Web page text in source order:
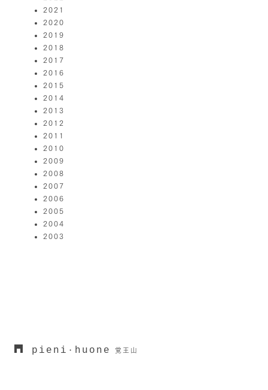
2021
2020
2019
2018
2017
2016
2015
2014
2013
2012
2011
2010
2009
2008
2007
2006
2005
2004
2003
pieni ・ huone 覚王山